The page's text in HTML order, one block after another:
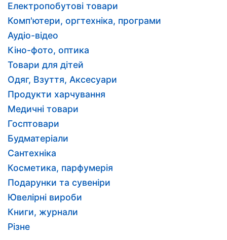
Електропобутові товари
Комп'ютери, оргтехніка, програми
Аудіо-відео
Кіно-фото, оптика
Товари для дітей
Одяг, Взуття, Аксесуари
Продукти харчування
Медичні товари
Госптовари
Будматеріали
Сантехніка
Косметика, парфумерія
Подарунки та сувеніри
Ювелірні вироби
Книги, журнали
Різне